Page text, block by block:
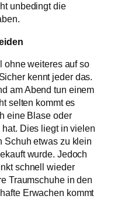
unbedingt die
ohne weiteres auf so
kennt jeder das.
am Abend tun einem
selten kommt es
eine Blase oder
Dies liegt in vielen
Schuh etwas zu klein
wurde. Jedoch
schnell wieder
Traumschuhe in den
Erwachen kommt